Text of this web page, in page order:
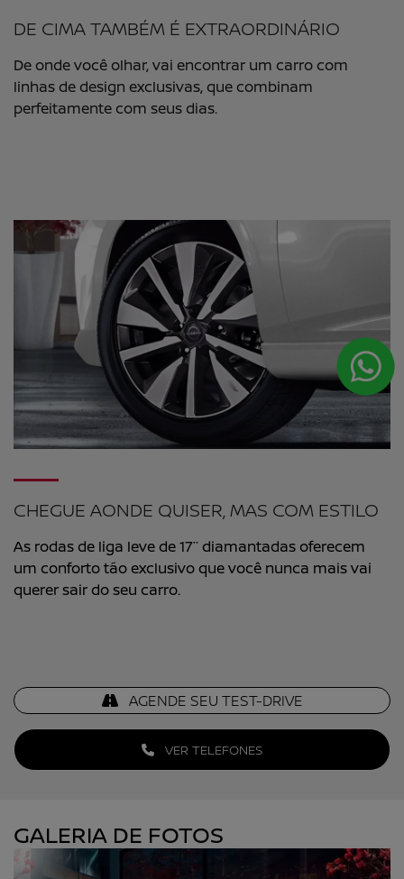
DE CIMA TAMBÉM É EXTRAORDINÁRIO
De onde você olhar, vai encontrar um carro com
linhas de design exclusivas, que combinam
perfeitamente com seus dias. ​
CHEGUE AONDE QUISER, MAS COM ESTILO
As rodas de liga leve de 17¨ diamantadas oferecem
um conforto tão exclusivo que você nunca mais vai
querer sair do seu carro.
VER TELEFONES
AGENDE SEU TEST-DRIVE
GALERIA DE FOTOS